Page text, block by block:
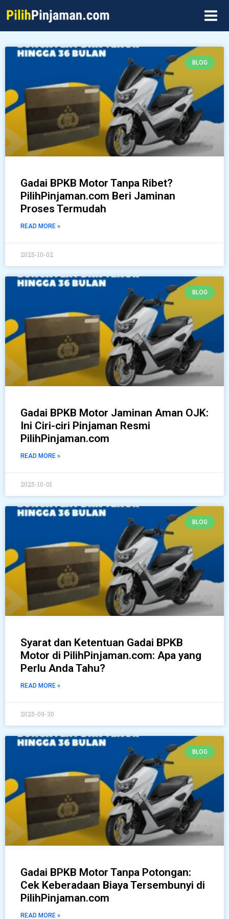
to
content
BLOG
Gadai BPKB Motor Tanpa Ribet?
PilihPinjaman.com Beri Jaminan
Proses Termudah
READ MORE »
2025-10-02
BLOG
Gadai BPKB Motor Jaminan Aman OJK:
Ini Ciri-ciri Pinjaman Resmi
PilihPinjaman.com
READ MORE »
2025-10-01
BLOG
Syarat dan Ketentuan Gadai BPKB
Motor di PilihPinjaman.com: Apa yang
Perlu Anda Tahu?
READ MORE »
2025-09-30
BLOG
Gadai BPKB Motor Tanpa Potongan:
Cek Keberadaan Biaya Tersembunyi di
PilihPinjaman.com
READ MORE »
PagePage